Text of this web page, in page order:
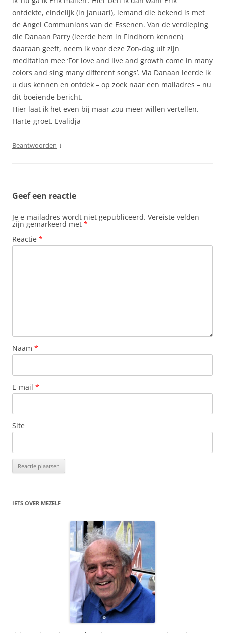
ontdekte, eindelijk (in januari), iemand die bekend is met
de Angel Communions van de Essenen. Van de verdieping
die Danaan Parry (leerde hem in Findhorn kennen)
daaraan geeft, neem ik voor deze Zon-dag uit zijn
meditation mee ‘For love and live and growth come in many
colors and sing many different songs’. Via Danaan leerde ik
u dus kennen en ontdek – op zoek naar een mailadres – nu
dit boeiende bericht.
Hier laat ik het even bij maar zou meer willen vertellen.
Harte-groet, Evalidja
Beantwoorden ↓
Geef een reactie
Je e-mailadres wordt niet gepubliceerd. Vereiste velden
zijn gemarkeerd met *
Reactie *
Naam *
E-mail *
Site
IETS OVER MEZELF